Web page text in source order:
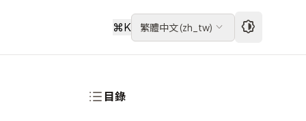
⌘K 繁體中文(zh_tw)
目錄